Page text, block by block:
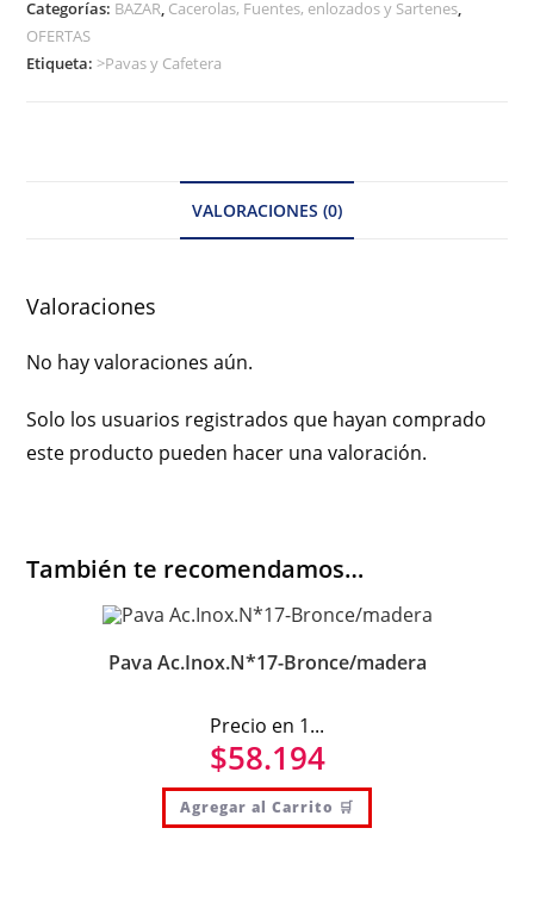
Categorías: BAZAR, Cacerolas, Fuentes, enlozados y Sartenes,
OFERTAS
Etiqueta:>Pavas y Cafetera
VALORACIONES (0)
Valoraciones
No hay valoraciones aún.
Solo los usuarios registrados que hayan comprado
este producto pueden hacer una valoración.
También te recomendamos…
Pava Ac.Inox.N*17-Bronce/madera
Precio en 1...
$58.194
Agregar al Carrito 🛒